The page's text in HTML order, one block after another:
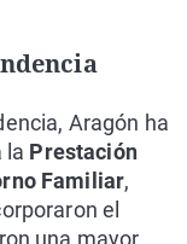
Aragón ha
la Prestación
Familiar,
el
una mayor